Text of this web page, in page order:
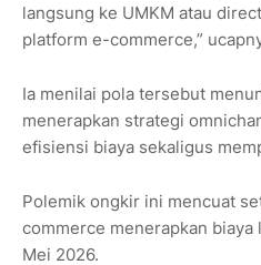
langsung ke UMKM atau
platform e-commerce,”
Ia menilai pola tersebut
menerapkan strategi
efisiensi biaya sekaligus
Polemik ongkir ini mencuat
commerce menerapkan biaya
Mei 2026.